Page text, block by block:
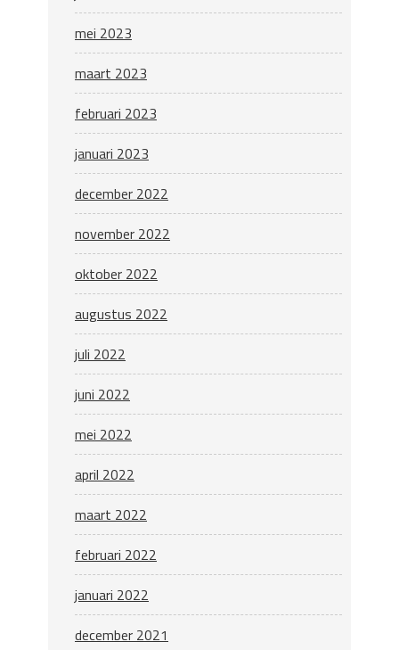
mei 2023
maart 2023
februari 2023
januari 2023
december 2022
november 2022
oktober 2022
augustus 2022
juli 2022
juni 2022
mei 2022
april 2022
maart 2022
februari 2022
januari 2022
december 2021